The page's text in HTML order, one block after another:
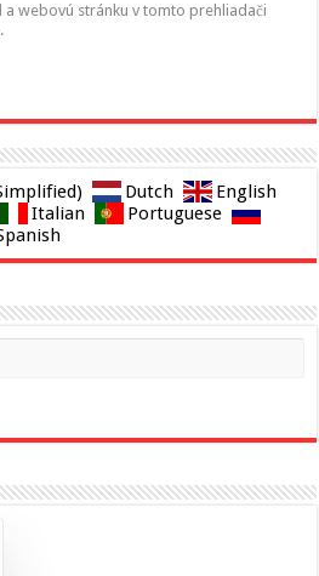
webovú stránku v tomto prehliadači
Dutch
English
Italian
Portuguese